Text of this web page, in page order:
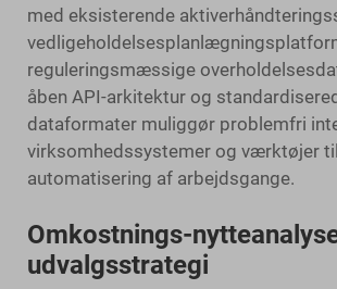
med eksisterende
reguleringsmæssige
åben API-arkitektur og
dataformater muliggør problemfri
virksomhedssystemer og værktøjer til
automatisering af arbejdsgange.
Omkostnings-
udvalgsstrategi